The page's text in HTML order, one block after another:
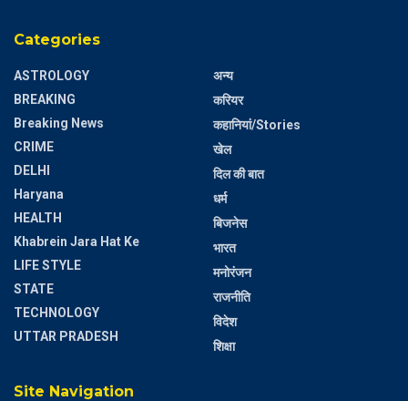
Categories
ASTROLOGY
BREAKING
Breaking News
CRIME
DELHI
Haryana
HEALTH
Khabrein Jara Hat Ke
LIFE STYLE
STATE
TECHNOLOGY
UTTAR PRADESH
अन्य
करियर
कहानियां/Stories
खेल
दिल की बात
धर्म
बिजनेस
भारत
मनोरंजन
राजनीति
विदेश
शिक्षा
Site Navigation